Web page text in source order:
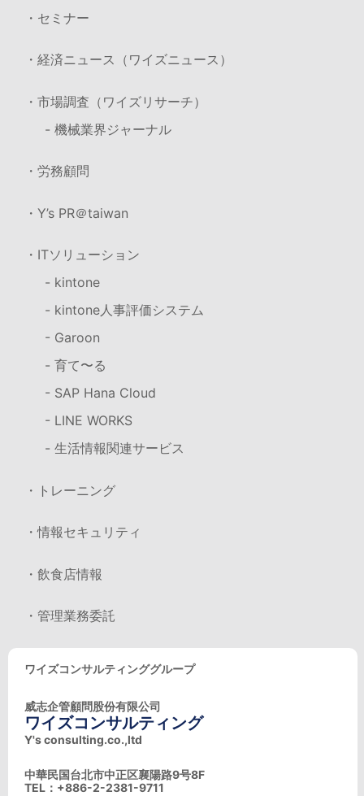
・セミナー
・経済ニュース（ワイズニュース）
・市場調査（ワイズリサーチ）
- 機械業界ジャーナル
・労務顧問
・Y’s PR＠taiwan
・ITソリューション
- kintone
- kintone人事評価システム
- Garoon
- 育て〜る
- SAP Hana Cloud
- LINE WORKS
- 生活情報関連サービス
・トレーニング
・情報セキュリティ
・飲食店情報
・管理業務委託
ワイズコンサルティンググループ
威志企管顧問股份有限公司
ワイズコンサルティング
Y's consulting.co.,ltd
中華民国台北市中正区襄陽路9号8F
TEL：+886-2-2381-9711